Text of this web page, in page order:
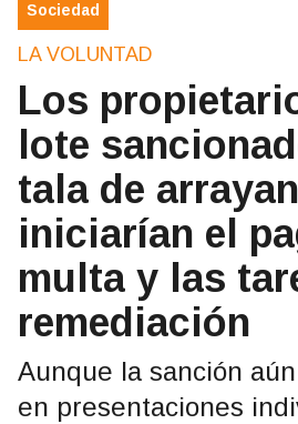
Sociedad
LA VOLUNTAD
Los
lote
tala de
iniciarían el
multa y las
remediación
Aunque la sanción
en presentaciones